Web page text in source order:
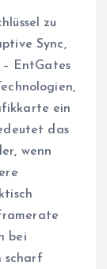
zu
Sync,
EntGates
ein
das
wenn
bei
scharf